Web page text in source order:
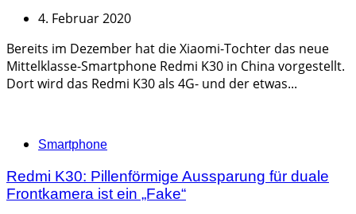
4. Februar 2020
Bereits im Dezember hat die Xiaomi-Tochter das neue
Mittelklasse-Smartphone Redmi K30 in China vorgestellt.
Dort wird das Redmi K30 als 4G- und der etwas...
Categories
Smartphone
Redmi K30: Pillenförmige Aussparung für duale
Frontkamera ist ein „Fake“